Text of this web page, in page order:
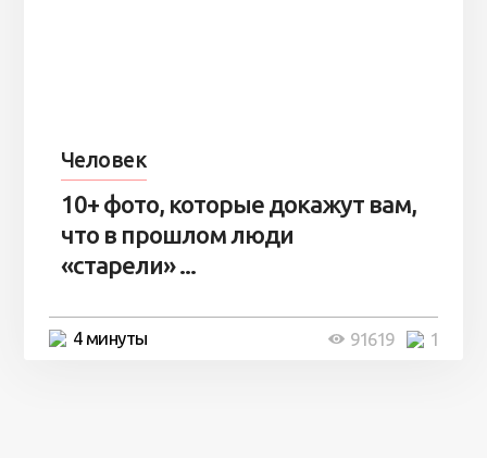
Человек
10+ фото, которые докажут вам,
что в прошлом люди
«старели» ...
4 минуты 1
91619